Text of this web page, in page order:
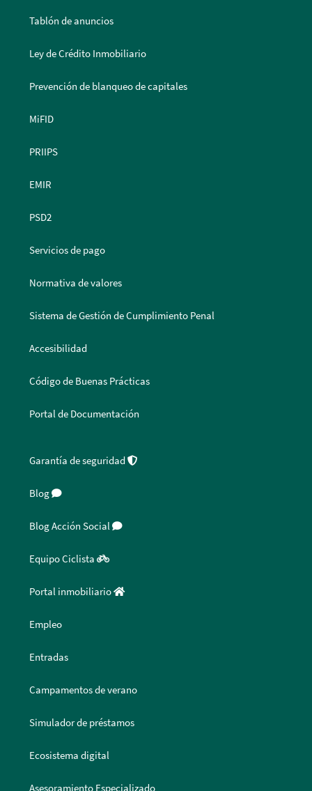
Tablón de anuncios
Ley de Crédito Inmobiliario
Prevención de blanqueo de capitales
MiFID
PRIIPS
EMIR
PSD2
Servicios de pago
Normativa de valores
Sistema de Gestión de Cumplimiento Penal
Accesibilidad
Código de Buenas Prácticas
Portal de Documentación
Garantía de seguridad
Blog
Blog Acción Social
Equipo Ciclista
Portal inmobiliario
Empleo
Entradas
Campamentos de verano
Simulador de préstamos
Ecosistema digital
Asesoramiento Especializado